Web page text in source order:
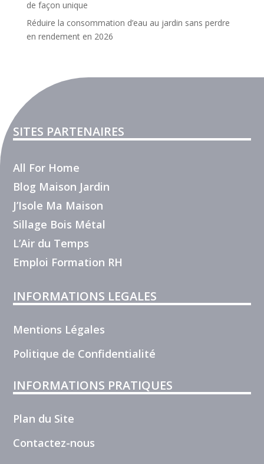
de façon unique
Réduire la consommation d’eau au jardin sans perdre
en rendement en 2026
SITES PARTENAIRES
All For Home
Blog Maison Jardin
J’Isole Ma Maison
Sillage Bois Métal
L’Air du Temps
Emploi Formation RH
INFORMATIONS LEGALES
Mentions Légales
Politique de Confidentialité
INFORMATIONS PRATIQUES
Plan du Site
Contactez-nous